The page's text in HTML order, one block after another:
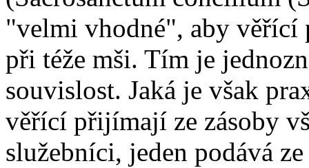
"velmi vhodné", aby věřící
při téže mši. Tím je
souvislost. Jaká je však
věřící přijímají ze zásoby
služebníci, jeden podává